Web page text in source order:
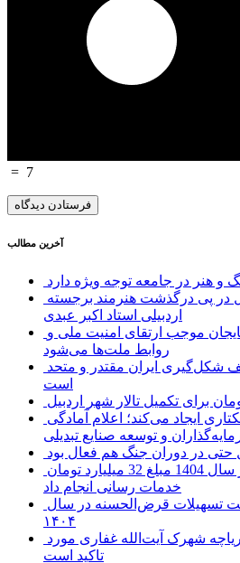
= 7
آخرین مطالب
و هنر در جامعه توجه ویژه دارد
اردبیلی استاد اکبر عبدی
روابط ملت‌ها می‌شود
است
و توسعه صنایع تبدیلی
حتی در دوران جنگ هم فعال بود
خدمات رسانی انجام داد
۱۴۰۴
تاکید است